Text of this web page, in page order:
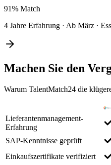
91% Match
4 Jahre Erfahrung · Ab März ·
Machen Sie den
Warum TalentMatch24 die
Lieferantenmanagement-
Erfahrung
SAP-Kenntnisse geprüft
Einkaufszertifikate verifiziert